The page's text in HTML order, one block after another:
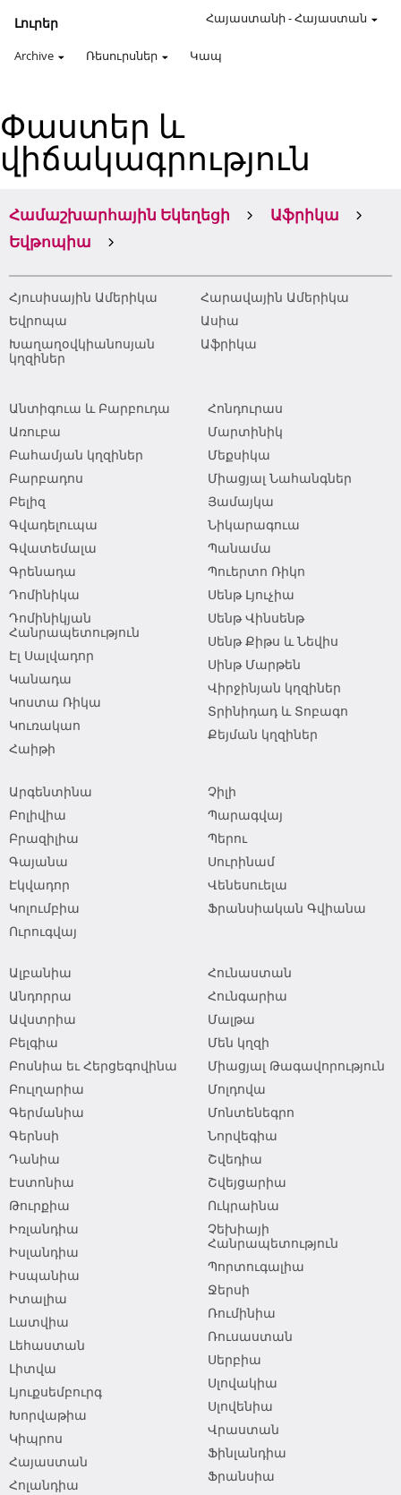
Լուրեր
Archive Ռեսուրսներ Կապ
Հայաստանի-Հայաստան
Փաստեր և
վիճակագրություն
Համաշխարհային Եկեղեցի
Աֆրիկա
Եվթոպիա
Հյուսիսային Ամերիկա
Հարավային Ամերիկա
Եվրոպա
Ասիա
Խաղաղօվկիանոսյան
կղզիներ
Աֆրիկա
Անտիգուա և Բարբուդա
Առուբա
Բահամյան կղզիներ
Բարբադոս
Բելիզ
Գվադելուպա
Գվատեմալա
Գրենադա
Դոմինիկա
Դոմինիկյան
Հանրապետություն
Էլ Սալվադոր
Կանադա
Կոստա Ռիկա
Կուռակաո
Հաիթի
Հոնդուրաս
Մարտինիկ
Մեքսիկա
Միացյալ Նահանգներ
Յամայկա
Նիկարագուա
Պանամա
Պուերտո Ռիկո
Սենթ Լյուչիա
Սենթ Վինսենթ
Սենթ Քիթս և Նեվիս
Սինթ Մարթեն
Վիրջինյան կղզիներ
Տրինիդադ և Տոբագո
Քեյման կղզիներ
Արգենտինա
Բոլիվիա
Բրազիլիա
Գայանա
Էկվադոր
Կոլումբիա
Ուրուգվայ
Չիլի
Պարագվայ
Պերու
Սուրինամ
Վենեսուելա
Ֆրանսիական Գվիանա
Ալբանիա
Անդորրա
Ավստրիա
Բելգիա
Բոսնիա եւ Հերցեգովինա
Բուլղարիա
Գերմանիա
Գերնսի
Դանիա
Էստոնիա
Թուրքիա
Իռլանդիա
Իսլանդիա
Իսպանիա
Իտալիա
Լատվիա
Լեհաստան
Լիտվա
Լյուքսեմբուրգ
Խորվաթիա
Կիպրոս
Հայաստան
Հոլանդիա
Հունաստան
Հունգարիա
Մալթա
Մեն կղզի
Միացյալ Թագավորություն
Մոլդովա
Մոնտենեգրո
Նորվեգիա
Շվեդիա
Շվեյցարիա
Ուկրաինա
Չեխիայի
Հանրապետություն
Պորտուգալիա
Ջերսի
Ռումինիա
Ռուսաստան
Սերբիա
Սլովակիա
Սլովենիա
Վրաստան
Ֆինլանդիա
Ֆրանսիա